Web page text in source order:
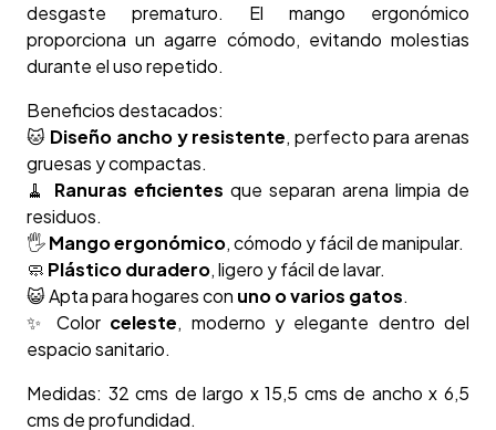
desgaste prematuro. El mango ergonómico
proporciona un agarre cómodo, evitando molestias
durante el uso repetido.
Beneficios destacados:
🐱 Diseño ancho y resistente, perfecto para arenas
gruesas y compactas.
🧹 Ranuras eficientes que separan arena limpia de
residuos.
🖐️Mango ergonómico, cómodo y fácil de manipular.
🧼 Plástico duradero, ligero y fácil de lavar.
😺 Apta para hogares con uno o varios gatos.
✨ Color celeste, moderno y elegante dentro del
espacio sanitario.
Medidas: 32 cms de largo x 15,5 cms de ancho x 6,5
cms de profundidad.